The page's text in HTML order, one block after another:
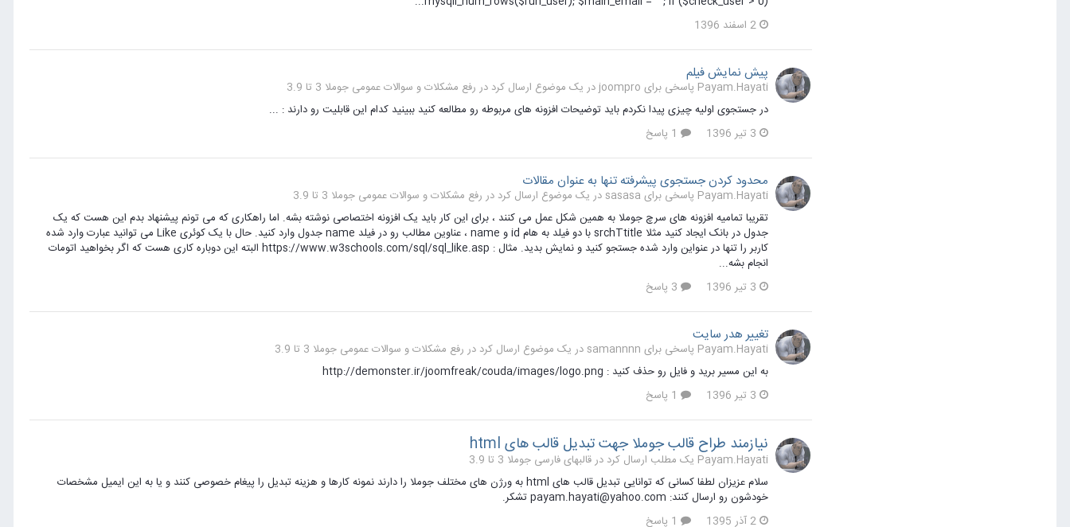
2 اسفند 1396
پیش نمایش فیلم
Payam.Hayati پاسخی برای joompro در یک موضوع ارسال کرد در
رفع مشکلات و سوالات عمومی جوملا 3 تا 3.9
در جستجوی اولیه چیزی پیدا نکردم باید توضیحات افزونه های مربوطه رو مطالعه کنید ببینید کدام این قابلیت رو دارند : ...
3 تیر 1396
محدود کردن جستجوی پیشرفته تنها به عنوان مقالات
Payam.Hayati پاسخی برای sasasa در یک موضوع ارسال کرد در
رفع مشکلات و سوالات عمومی جوملا 3 تا 3.9
تقریبا تمامیه افزونه های سرچ جوملا به همین شکل عمل می کنند ، برای این کار باید یک افزونه اختصاصی نوشته بشه. اما راهکاری که می تونم پیشنهاد بدم این هست که یک
جدول در بانک ایجاد کنید مثلا srchTtitle با دو فیلد به هام id و name ، عناوین مطالب رو در فیلد name جدول وارد کنید. حال با یک کوئری Like می توانید عبارت وارد شده
کاربر را تنها در عنواین وارد شده جستجو کنید و نمایش بدید. مثال : https://www.w3schools.com/sql/sql_like.asp البته این دوباره کاری هست که اگر بخواهید اتومات
انجام بشه...
3 تیر 1396
تغییر هدر سایت
Payam.Hayati پاسخی برای samannnn در یک موضوع ارسال کرد در
رفع مشکلات و سوالات عمومی جوملا 3 تا 3.9
به این مسیر برید و فایل رو حذف کنید : http://demonster.ir/joomfreak/couda/images/logo.png
3 تیر 1396
نیازمند طراح قالب جوملا جهت تبدیل قالب های html
Payam.Hayati یک مطلب ارسال کرد در
قالبهای فارسی جوملا 3 تا 3.9
سلام عزیزان لطفا کسانی که توانایی تبدیل قالب های html به ورژن های مختلف جوملا را دارند نمونه کارها و هزینه تبدیل را پیغام خصوصی کنند و یا به این ایمیل مشخصات
خودشون رو ارسال کنند: payam.hayati@yahoo.com تشکر.
2 آذر 1395